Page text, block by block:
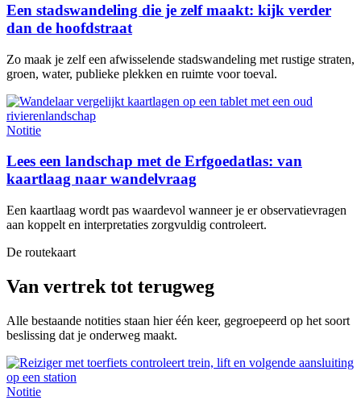
Een stadswandeling die je zelf maakt: kijk verder
dan de hoofdstraat
Zo maak je zelf een afwisselende stadswandeling met rustige straten,
groen, water, publieke plekken en ruimte voor toeval.
Notitie
Lees een landschap met de Erfgoedatlas: van
kaartlaag naar wandelvraag
Een kaartlaag wordt pas waardevol wanneer je er observatievragen
aan koppelt en interpretaties zorgvuldig controleert.
De routekaart
Van vertrek tot terugweg
Alle bestaande notities staan hier één keer, gegroepeerd op het soort
beslissing dat je onderweg maakt.
Notitie